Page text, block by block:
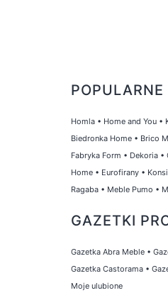
POPULARNE
Homla • Home and You •
Biedronka Home • Brico
Fabryka Form • Dekoria •
Home • Eurofirany •
Ragaba • Meble Pumo •
GAZETKI
Gazetka Abra Meble •
Gazetka Castorama •
Moje ulubione